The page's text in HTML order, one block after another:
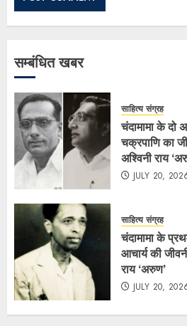
सम्बंधित खबर
साहित्य संग्रह
चंदामामा के दो
चक्रपाणि का
अश्विनी राय
JULY 20,
साहित्य संग्रह
चंदामामा के
आचार्य की
राय ‘अरुण’
JULY 20,